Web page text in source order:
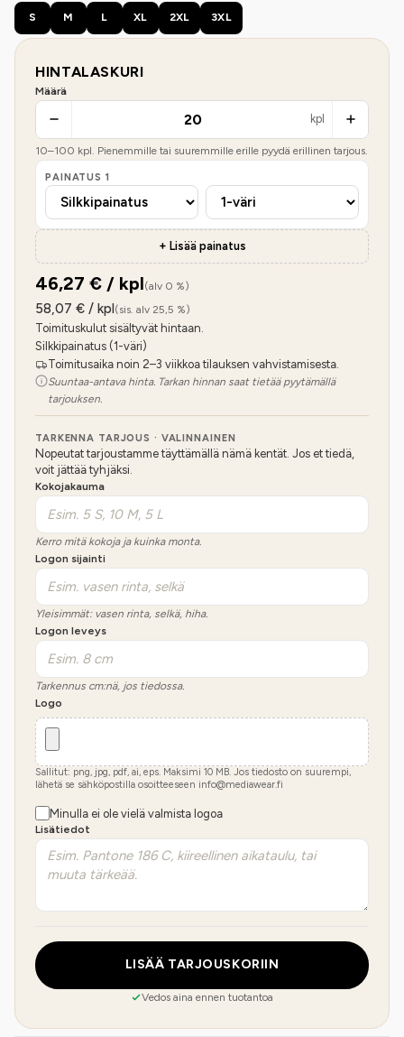
S
M L XL 2XL 3XL
HINTALASKURI
Määrä
kpl
10–100 kpl. Pienemmille tai suuremmille erille pyydä erillinen tarjous.
PAINATUS 1
+ Lisää painatus
46,27 € / kpl(alv 0 %)
58,07 € / kpl(sis. alv 25,5 %)
Toimituskulut sisältyvät hintaan.
Silkkipainatus (1-väri)
Toimitusaika noin 2–3 viikkoa tilauksen vahvistamisesta.
Suuntaa-antava hinta. Tarkan hinnan saat tietää pyytämällä
tarjouksen.
TARKENNA TARJOUS · VALINNAINEN
Nopeutat tarjoustamme täyttämällä nämä kentät. Jos et tiedä,
voit jättää tyhjäksi.
Kokojakauma
Kerro mitä kokoja ja kuinka monta.
Logon sijainti
Yleisimmät: vasen rinta, selkä, hiha.
Logon leveys
Tarkennus cm:nä, jos tiedossa.
Logo
Sallitut: png, jpg, pdf, ai, eps. Maksimi 10 MB. Jos tiedosto on suurempi,
lähetä se sähköpostilla osoitteeseen info@mediawear.fi
Minulla ei ole vielä valmista logoa
Lisätiedot
LISÄÄ TARJOUSKORIIN
Vedos aina ennen tuotantoa